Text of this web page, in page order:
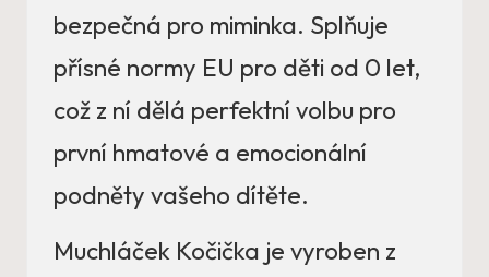
bezpečná pro miminka. Splňuje
přísné normy EU pro děti od 0 let,
což z ní dělá perfektní volbu pro
první hmatové a emocionální
podněty vašeho dítěte.
Muchláček Kočička je vyroben z